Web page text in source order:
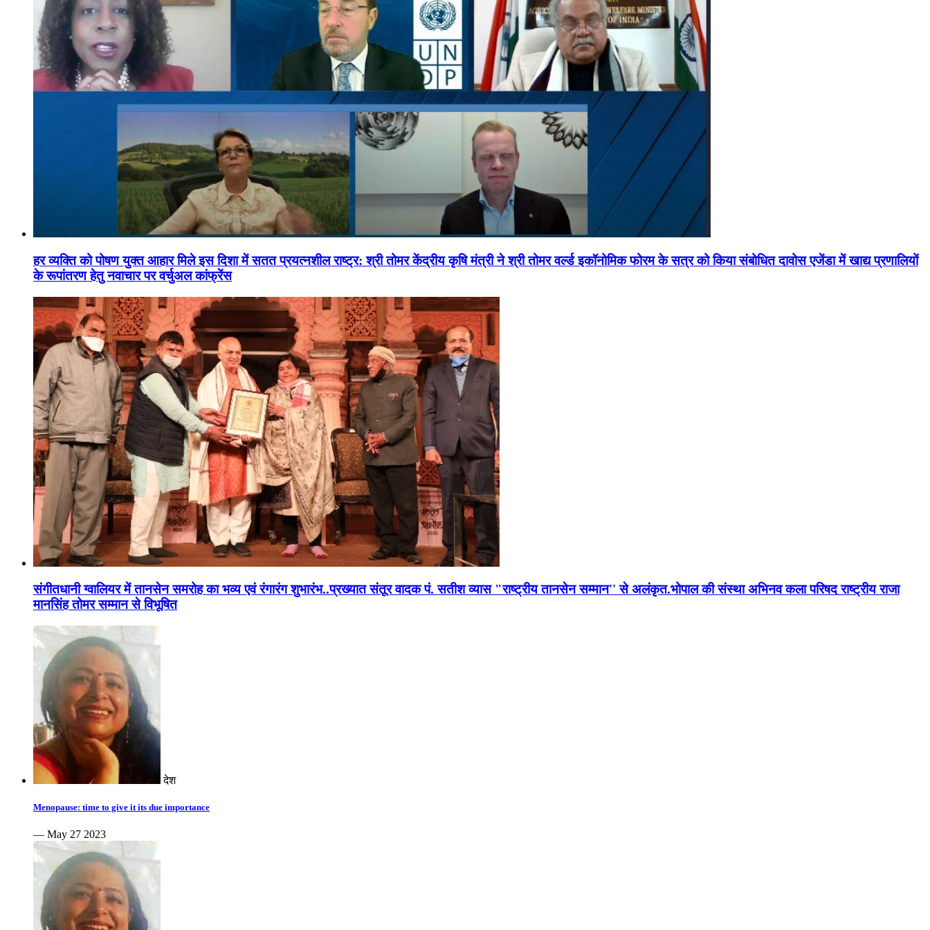
हर व्यक्ति को पोषण युक्त आहार मिले इस दिशा में सतत प्रयत्नशील राष्ट्र: श्री तोमर केंद्रीय कृषि मंत्री ने श्री तोमर वर्ल्ड इकॉनोमिक फोरम के सत्र को किया संबोधित दावोस एजेंडा में खाद्य प्रणालियों
के रूपांतरण हेतु नवाचार पर वर्चुअल कांफ्रेंस
संगीतधानी ग्वालियर में तानसेन समरोह का भव्य एवं रंगारंग शुभारंभ..प्रख्यात संतूर वादक पं. सतीश व्यास "राष्ट्रीय तानसेन सम्मान'' से अलंकृत.भोपाल की संस्था अभिनव कला परिषद राष्ट्रीय राजा
मानसिंह तोमर सम्मान से विभूषित
देश
Menopause: time to give it its due importance
— May 27 2023